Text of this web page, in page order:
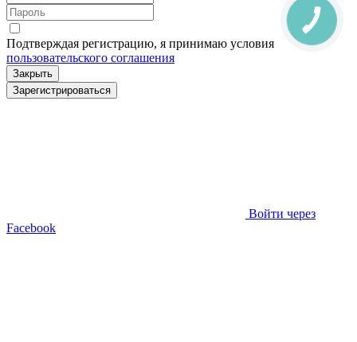
Подтверждая регистрацию, я принимаю условия
пользовательского соглашения
Закрыть
Зарегистрироваться
Войти через
Facebook